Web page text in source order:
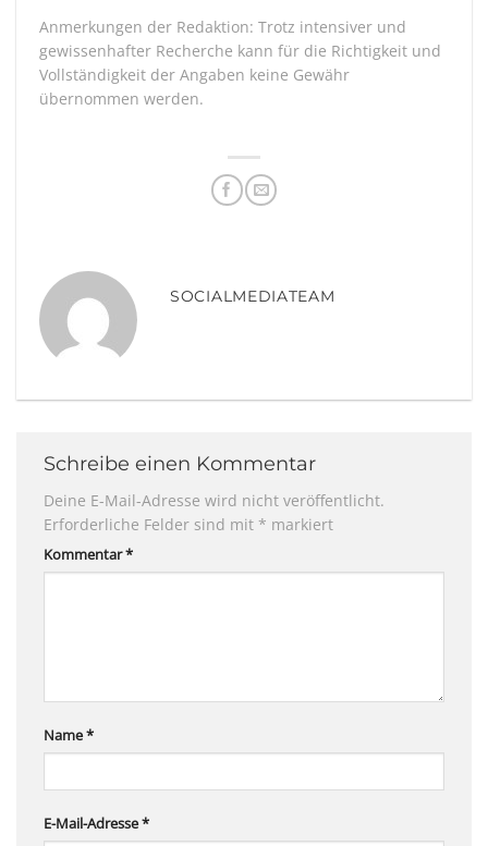
Anmerkungen der Redaktion: Trotz intensiver und
gewissenhafter Recherche kann für die Richtigkeit und
Vollständigkeit der Angaben keine Gewähr
übernommen werden.
SOCIALMEDIATEAM
Schreibe einen Kommentar
Deine E-Mail-Adresse wird nicht veröffentlicht.
Erforderliche Felder sind mit * markiert
Kommentar*
Name*
E-Mail-Adresse*